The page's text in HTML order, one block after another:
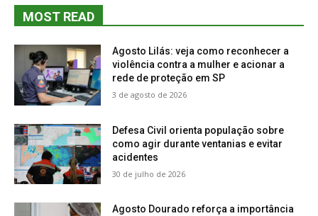
MOST READ
Agosto Lilás: veja como reconhecer a
violência contra a mulher e acionar a
rede de proteção em SP
3 de agosto de 2026
Defesa Civil orienta população sobre
como agir durante ventanias e evitar
acidentes
30 de julho de 2026
Agosto Dourado reforça a importância